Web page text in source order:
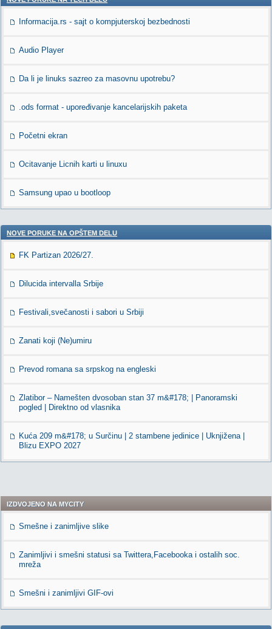
Informacija.rs - sajt o kompjuterskoj bezbednosti
Audio Player
Da li je linuks sazreo za masovnu upotrebu?
.ods format - upoređivanje kancelarijskih paketa
Početni ekran
Ocitavanje Licnih karti u linuxu
Samsung upao u bootloop
NOVE PORUKE NA OPŠTEM DELU
FK Partizan 2026/27.
Dilucida intervalla Srbije
Festivali,svečanosti i sabori u Srbiji
Zanati koji (Ne)umiru
Prevod romana sa srpskog na engleski
Zlatibor – Namešten dvosoban stan 37 m&#178; | Panoramski
pogled | Direktno od vlasnika
Kuća 209 m&#178; u Surčinu | 2 stambene jedinice | Uknjižena |
Blizu EXPO 2027
IZDVOJENO NA MYCITY
Smešne i zanimljive slike
Zanimljivi i smešni statusi sa Twittera,Facebooka i ostalih soc.
mreža
Smešni i zanimljivi GIF-ovi